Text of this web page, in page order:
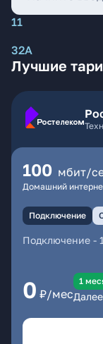
11
32А
Лучшие
100 мбит/
Домашний
Подключение
Подключение -
0 ₽/мес
1
Далее